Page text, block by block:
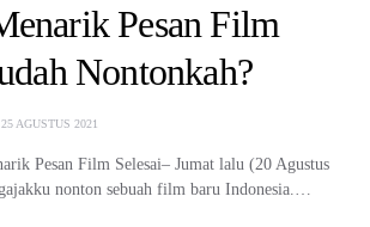
Pesan Film
Nontonkah?
25 AGUSTUS 2021
Pesan Film Selesai– Jumat lalu (20 Agustus
nonton sebuah film baru Indonesia.…